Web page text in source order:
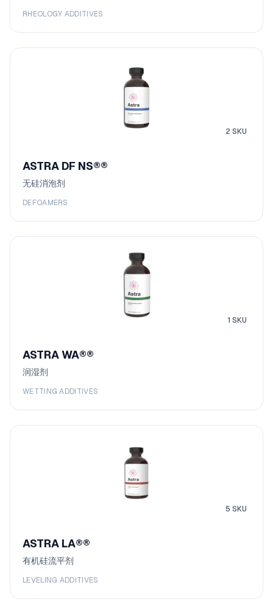
RHEOLOGY ADDITIVES
2 SKU
ASTRA DF NS®®
无硅消泡剂
DEFOAMERS
1 SKU
ASTRA WA®®
润湿剂
WETTING ADDITIVES
5 SKU
ASTRA LA®®
有机硅流平剂
LEVELING ADDITIVES